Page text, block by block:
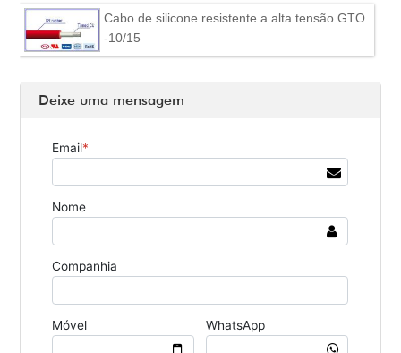
Cabo de silicone resistente a alta tensão GTO
-10/15
Deixe uma mensagem